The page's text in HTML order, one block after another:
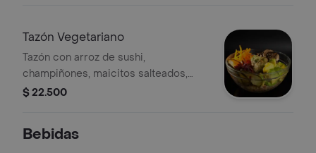
Tazón Vegetariano
Tazón con arroz de sushi,
champiñones, maicitos salteados,
brócoli al panko, mango, pepino
$ 22.500
Bebidas